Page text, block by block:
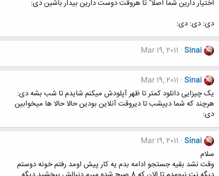
اختیار دارین شما اصلا" تا هروقت دوست دارین بیدار باشین دی:
دی: دی: دی:
Sinai
Mar 19, 2011
Sinai
Mar 19, 2011
یک چیزایی دانلود کمتر تا ظهر آپلودش میکنم شایدم تا شب بشه دی:
هرچند که شما دییشب تا دیروقت آنلاین بودین حالا حالا ها میخوابین
دی:
Sinai
Mar 19, 2011
سلام
وقت نشد بقیه جستجو ادامه بدم یه کار پیش اومد رفتم خونه دوستم